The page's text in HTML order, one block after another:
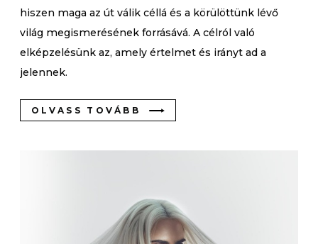
hiszen maga az út válik céllá és a körülöttünk lévő
világ megismerésének forrásává. A célról való
elképzelésünk az, amely értelmet és irányt ad a
jelennek.
OLVASS TOVÁBB